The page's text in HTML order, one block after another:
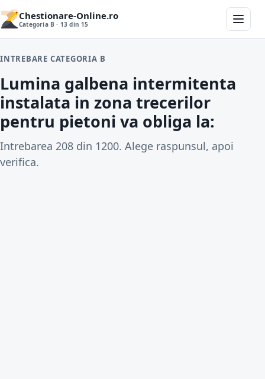
Chestionare-Online.ro
Categoria B · 13 din 15
INTREBARE CATEGORIA B
Lumina galbena intermitenta
instalata in zona trecerilor
pentru pietoni va obliga la:
Intrebarea 208 din 1200. Alege raspunsul, apoi
verifica.